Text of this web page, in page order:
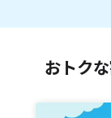
おトク